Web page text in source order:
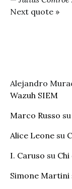
Next quote »
Alejandro
Wazuh SIEM
Marco Russo su
Alice Leone su
I. Caruso su
Simone Martini